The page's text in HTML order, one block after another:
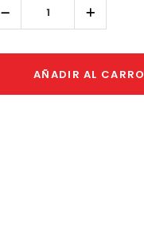
Reducir
cantidad:
Aumentar
la
cantidad:
AÑADIR AL CARRO